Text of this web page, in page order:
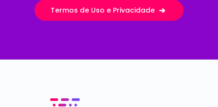
Termos de Uso e Privacidade